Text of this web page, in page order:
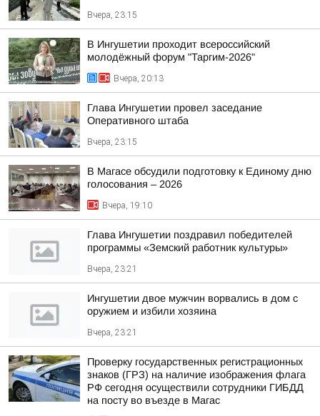
Вчера, 23:15
В Ингушетии проходит всероссийский
молодёжный форум "Таргим-2026"
Вчера, 20:13
Глава Ингушетии провел заседание
Оперативного штаба
Вчера, 23:15
В Магасе обсудили подготовку к Единому дню
голосования – 2026
Вчера, 19:10
Глава Ингушетии поздравил победителей
программы «Земский работник культуры»
Вчера, 23:21
Ингушетии двое мужчин ворвались в дом с
оружием и избили хозяина
Вчера, 23:21
Проверку государственных регистрационных
знаков (ГРЗ) на наличие изображения флага
РФ сегодня осуществили сотрудники ГИБДД
на посту во въезде в Магас